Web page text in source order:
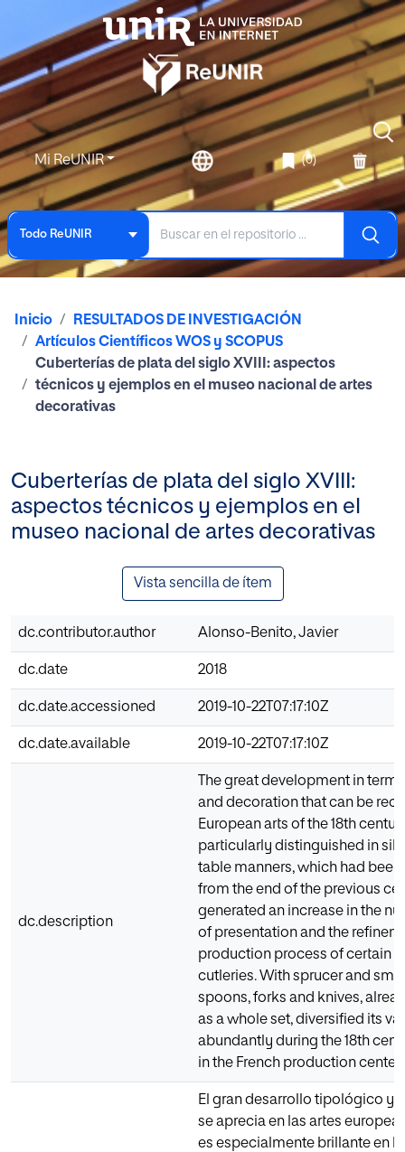
Mi ReUNIR (0)
Todo ReUNIR
Inicio
RESULTADOS DE INVESTIGACIÓN
Artículos Científicos WOS y SCOPUS
Cuberterías de plata del siglo XVIII: aspectos
técnicos y ejemplos en el museo nacional de artes
decorativas
Cuberterías de plata del siglo XVIII:
aspectos técnicos y ejemplos en el
museo nacional de artes decorativas
Vista sencilla de ítem
dc.contributor.author Alonso-Benito, Javier
dc.date 2018
dc.date.accessioned 2019-10-22T07:17:10Z
dc.date.available 2019-10-22T07:17:10Z
dc.description
The great development in
and decoration that can be
European arts of the 18th
particularly distinguished in
table manners, which had
from the end of the previous
generated an increase in the
of presentation and the
production process of certain
cutleries. With sprucer and
spoons, forks and knives,
as a whole set, diversified its
abundantly during the 18th
in the French production
El gran desarrollo tipológico y
se aprecia en las artes
es especialmente brillante en